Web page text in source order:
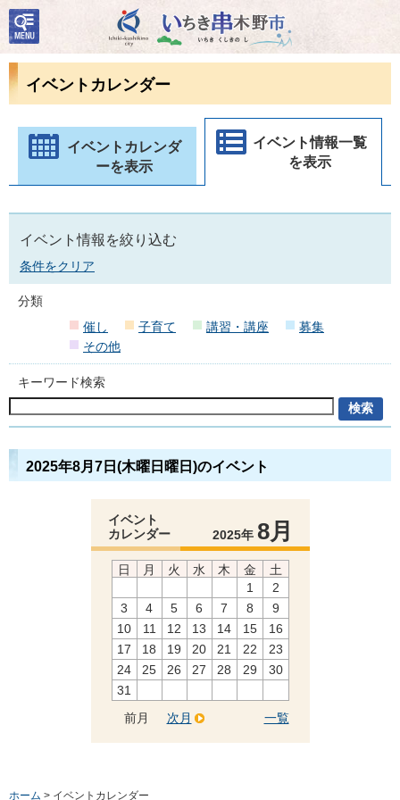
いちき串木野市
検
索・
共通
ューイベントカレンダー
イベントカレンダ
ーを表示
イベント情報一覧
を表示
イベント情報を絞り込む
条件をクリア
分類
催し
子育て 講習・講座
募集
その他
キーワード検索
2025年8月7日(木曜日曜日)のイベント
イベント
カレンダー
2025年 8月
日 月 火 水 木 金
土
1
2
3
4 5 6 7 8
9
10
11 12 13 14 15
16
17
18 19 20 21 22
23
24
25 26 27 28 29
30
31
前月
一覧
次月
ホーム > イベントカレンダー